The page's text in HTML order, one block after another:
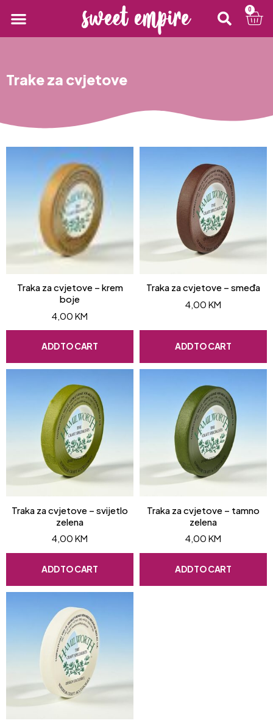
0
Trake za cvjetove
Traka za cvjetove – krem
boje
4,00 KM
ADD TO CART
Traka za cvjetove – smeđa
4,00 KM
ADD TO CART
Traka za cvjetove – svijetlo
zelena
4,00 KM
ADD TO CART
Traka za cvjetove – tamno
zelena
4,00 KM
ADD TO CART